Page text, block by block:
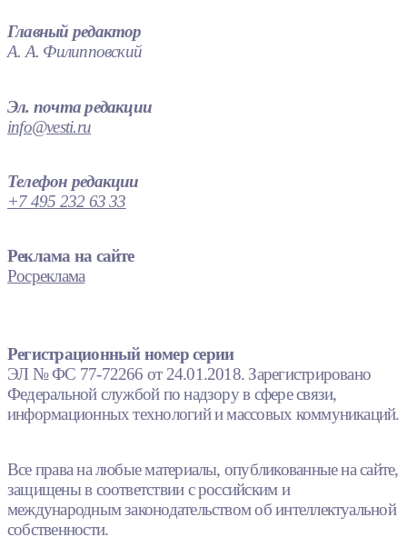
Главный редактор
А. А. Филипповский
Эл. почта редакции
info@vesti.ru
Телефон редакции
+7 495 232 63 33
Реклама на сайте
Росреклама
Регистрационный номер серии
ЭЛ № ФС 77-72266 от 24.01.2018. Зарегистрировано
Федеральной службой по надзору в сфере связи,
информационных технологий и массовых коммуникаций.
Все права на любые материалы, опубликованные на сайте,
защищены в соответствии с российским и
международным законодательством об интеллектуальной
собственности.